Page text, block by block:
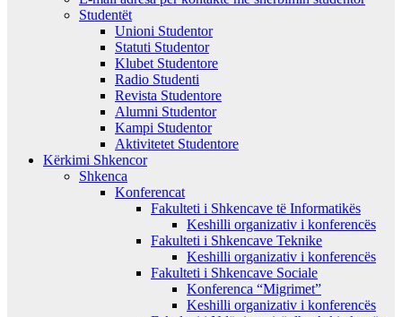
Studentët
Unioni Studentor
Statuti Studentor
Klubet Studentore
Radio Studenti
Revista Studentore
Alumni Studentor
Kampi Studentor
Aktivitetet Studentore
Kërkimi Shkencor
Shkenca
Konferencat
Fakulteti i Shkencave të Informatikës
Keshilli organizativ i konferencës
Fakulteti i Shkencave Teknike
Keshilli organizativ i konferencës
Fakulteti i Shkencave Sociale
Konferenca “Migrimet”
Keshilli organizativ i konferencës